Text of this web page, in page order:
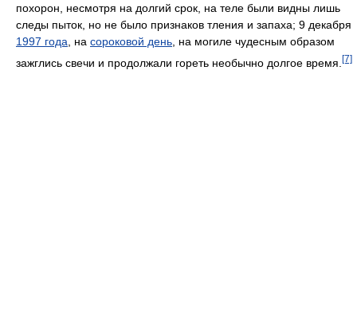
похорон, несмотря на долгий срок, на теле были видны лишь
следы пыток, но не было признаков тления и запаха; 9 декабря
1997 года, на сороковой день, на могиле чудесным образом
зажглись свечи и продолжали гореть необычно долгое время. [7]